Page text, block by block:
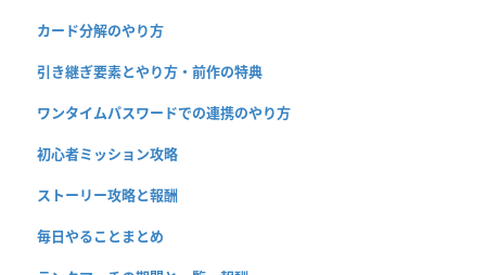
カード分解のやり方
引き継ぎ要素とやり方・前作の特典
ワンタイムパスワードでの連携のやり方
初心者ミッション攻略
ストーリー攻略と報酬
毎日やることまとめ